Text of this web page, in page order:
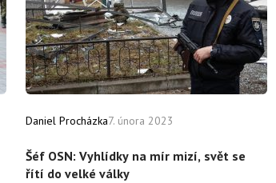
Šéf OSN: Vyhlídky na mír mizí, svět se
řítí do velké války
Daniel Procházka7. února 2023